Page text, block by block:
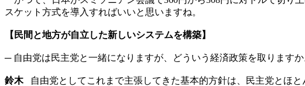
スケット方式を導入すればいいと思いますね。
【民間と地方が自立した新しいシステムを構築】
─ 自由党は民主党と一緒になりますが、どういう経済政策を取りますか
鈴木自由党としてこれまで主張してきた基本的方針は、民主党とほと